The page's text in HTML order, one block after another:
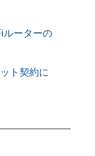
ルーターの
ト契約に